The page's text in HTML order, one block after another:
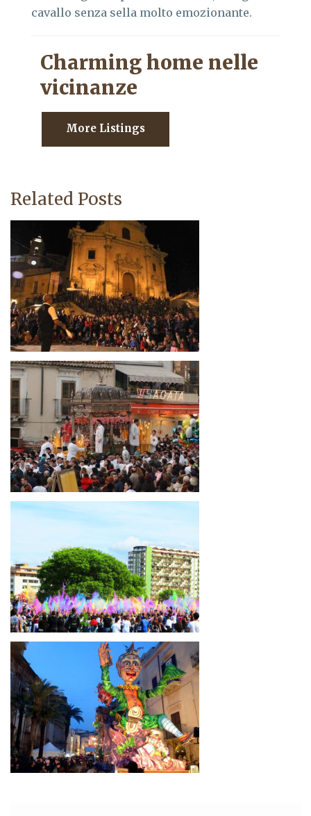
cavallo senza sella molto emozionante.
Charming home nelle
vicinanze
More Listings
Related Posts